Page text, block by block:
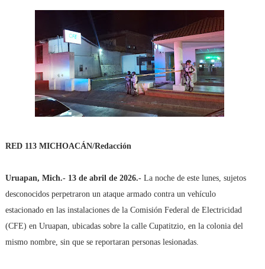
RED 113 MICHOACÁN/Redacción
Uruapan, Mich.- 13 de abril de 2026.-La noche de este lunes, sujetos
desconocidos perpetraron un ataque armado contra un vehículo
estacionado en las instalaciones de la Comisión Federal de Electricidad
(CFE) en Uruapan, ubicadas sobre la calle Cupatitzio, en la colonia del
mismo nombre, sin que se reportaran personas lesionadas.